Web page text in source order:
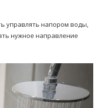
управлять напором воды,
нужное направление